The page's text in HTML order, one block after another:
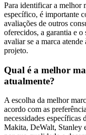
Para identificar a melhor
específico, é importante
avaliações de outros
oferecidos, a garantia e o
avaliar se a marca atende
projeto.
Qual é a melhor
atualmente?
A escolha da melhor
acordo com as
necessidades específicas
Makita, DeWalt, Stanley